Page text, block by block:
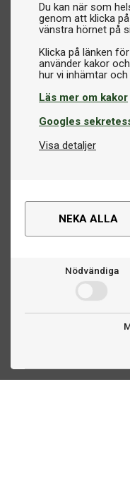
Du kan när som
genom att klicka
vänstra hörnet på
Klicka på länken
använder kakor
Läs mer om kakor
Googles
Visa detaljer
NEKA ALLA
Nödvändiga